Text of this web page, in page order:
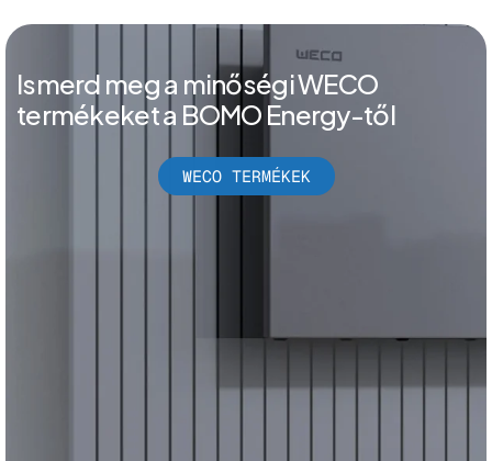
Ismerd meg a minőségi WECO
termékeket a BOMO Energy-től
WECO TERMÉKEK